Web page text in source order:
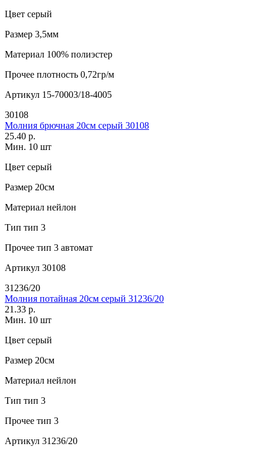
Цвет серый
Размер 3,5мм
Материал 100% полиэстер
Прочее плотность 0,72гр/м
Артикул 15-70003/18-4005
30108
Молния брючная 20см серый 30108
25.40 р.
Мин. 10 шт
Цвет серый
Размер 20см
Материал нейлон
Тип тип 3
Прочее тип 3 автомат
Артикул 30108
31236/20
Молния потайная 20см серый 31236/20
21.33 р.
Мин. 10 шт
Цвет серый
Размер 20см
Материал нейлон
Тип тип 3
Прочее тип 3
Артикул 31236/20